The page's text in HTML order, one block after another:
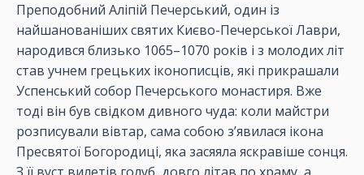
Преподобний Аліпій Печерський, один із
найшанованіших святих Києво-Печерської Лаври,
народився близько 1065–1070 років і з молодих літ
став учнем грецьких іконописців, які прикрашали
Успенський собор Печерського монастиря. Вже
тоді він був свідком дивного чуда: коли майстри
розписували вівтар, сама собою з’явилася ікона
Пресвятої Богородиці, яка засяяла яскравіше сонця.